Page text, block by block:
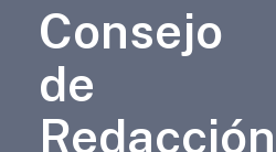
Consejo
de
Redacción